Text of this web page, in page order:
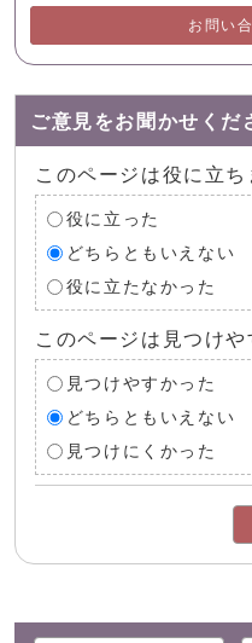
お問い
ご意見をお聞かせくだ
このページは役に立ち
役に立った
どちらともいえない
役に立たなかった
このページは見つけや
見つけやすかった
どちらともいえない
見つけにくかった